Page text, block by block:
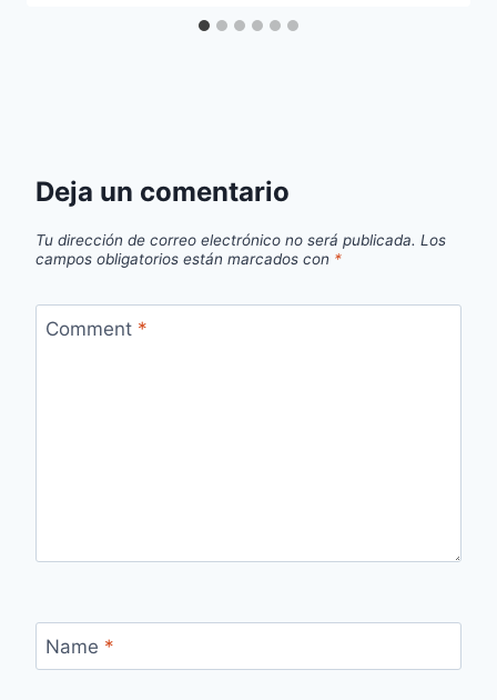
Deja un comentario
Tu dirección de correo electrónico no será publicada. Los
campos obligatorios están marcados con *
Comment *
Name *